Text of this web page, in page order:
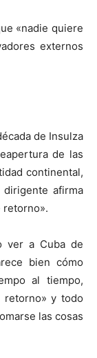
«nadie quiere
externos
de Insulza
de las
continental,
afirma
retorno».
ver a Cuba de
bien cómo
al tiempo,
retorno» y todo
las cosas